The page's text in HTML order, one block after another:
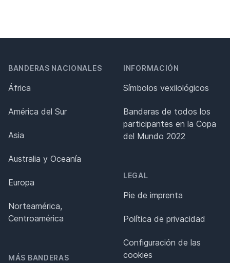
BANDERAS NACIONALES
África
América del Sur
Asia
Australia y Oceanía
Europa
Norteamérica,
Centroamérica
MÁS BANDERAS
INFORMACIÓN
Símbolos vexilológicos
Banderas de todos los
participantes en la Copa
del Mundo 2022
LEGAL
Pie de imprenta
Política de privacidad
Configuración de las
cookies